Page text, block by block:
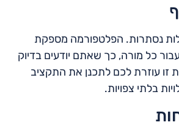
נסתרות. הפלטפורמה מספקת
כל מורה, כך שאתם יודעים בדיוק
זו עוזרת לכם לתכנן את התקציב
בלתי צפויות.